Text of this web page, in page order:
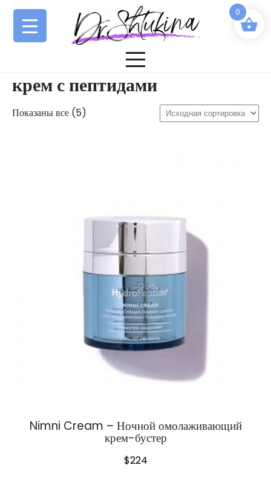
Перейти
содержимому
крем с пептидами
Показаны все (5)
Nimni Cream – Ночной омолаживающий
крем-бустер
$224
0